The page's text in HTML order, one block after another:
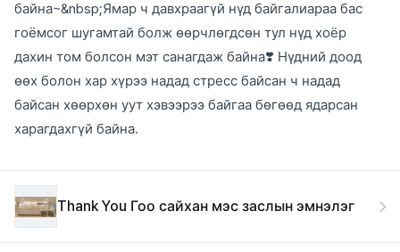
байна~&nbsp;Ямар ч давхраагүй нүд байгалиараа бас
гоёмсог шугамтай болж өөрчлөгдсөн тул нүд хоёр
дахин том болсон мэт санагдаж байна❣️ Нүдний доод
өөх болон хар хүрээ надад стресс байсан ч надад
байсан хөөрхөн уут хэвээрээ байгаа бөгөөд ядарсан
харагдахгүй байна.
Thank You Гоо сайхан мэс заслын эмнэлэг